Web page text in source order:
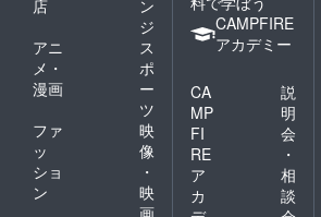
店
ン
ジ
アニ
メ・
漫画
ス
ポ
ー
ツ
ファ
ッ
ショ
ン
映
像
・
映
CAMPFIRE
アカデミー
CA
MP
FI
RE
ア
カ
説
明
会
・
相
談